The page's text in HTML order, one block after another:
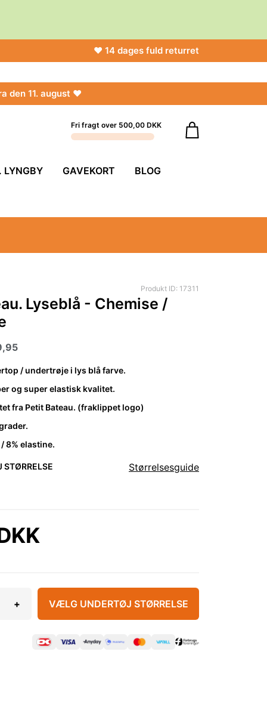
♥ 14 dages fuld returret
den 11. august ♥
Fri fragt over 500,00 DKK
LYNGBY GAVEKORT BLOG
Produkt ID: 17311
Lyseblå - Chemise /
/ undertrøje i lys blå farve.
og super elastisk kvalitet.
fra Petit Bateau. (fraklippet logo)
8% elastine.
Størrelsesguide
+ VÆLG UNDERTØJ STØRRELSE